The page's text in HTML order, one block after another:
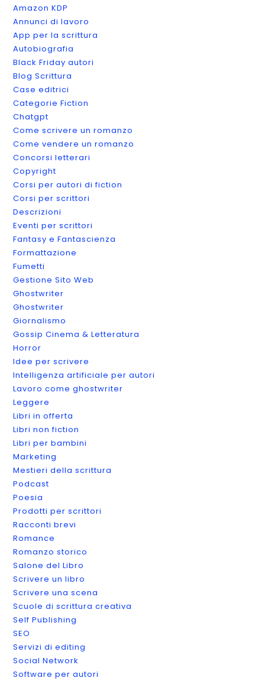
Amazon KDP
Annunci di lavoro
App per la scrittura
Autobiografia
Black Friday autori
Blog Scrittura
Case editrici
Categorie Fiction
Chatgpt
Come scrivere un romanzo
Come vendere un romanzo
Concorsi letterari
Copyright
Corsi per autori di fiction
Corsi per scrittori
Descrizioni
Eventi per scrittori
Fantasy e Fantascienza
Formattazione
Fumetti
Gestione Sito Web
Ghostwriter
Ghostwriter
Giornalismo
Gossip Cinema & Letteratura
Horror
Idee per scrivere
Intelligenza artificiale per autori
Lavoro come ghostwriter
Leggere
Libri in offerta
Libri non fiction
Libri per bambini
Marketing
Mestieri della scrittura
Podcast
Poesia
Prodotti per scrittori
Racconti brevi
Romance
Romanzo storico
Salone del Libro
Scrivere un libro
Scrivere una scena
Scuole di scrittura creativa
Self Publishing
SEO
Servizi di editing
Social Network
Software per autori